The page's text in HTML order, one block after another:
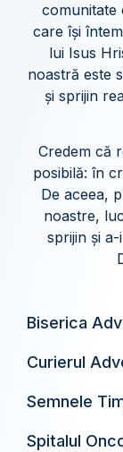
comunitate
care își
lui Isus
noastră este
și sprijin
Credem că
posibilă: în
De aceea,
noastre,
sprijin și
Biserica
Curierul
Semnele
Spitalul